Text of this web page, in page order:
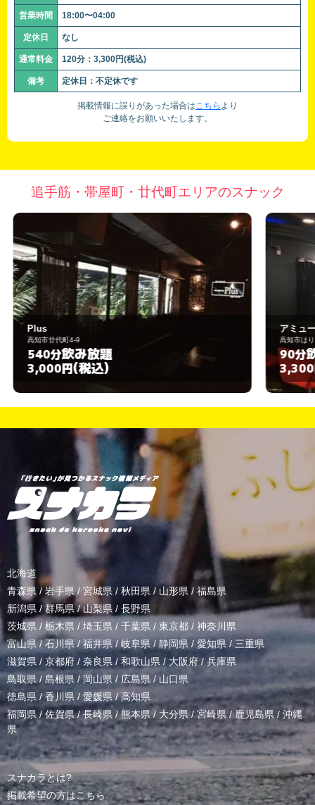
営業時間 18:00〜04:00
定休日 なし
通常料金 120分：3,300円(税込)
備考 定休日：不定休です
掲載情報に誤りがあった場合はこちら より
ご連絡をお願いいたします。
追手筋・帯屋町・廿代町エリアのスナック
アミューズメントバー J-UP
高知市はりまや町2-1-9
90分飲み放題
3,300円(税込)
北海道
青森県 / 岩手県/ 宮城県 / 秋田県 / 山形県/ 福島県
新潟県 /群馬県/山梨県 / 長野県
茨城県 / 栃木県 / 埼玉県 / 千葉県 / 東京都 / 神奈川県
富山県 /石川県/福井県/岐阜県 / 静岡県 / 愛知県 / 三重県
滋賀県 / 京都府 / 奈良県 / 和歌山県/ 大阪府 /兵庫県
鳥取県/ 島根県 /岡山県/ 広島県 / 山口県
徳島県 /香川県 / 愛媛県/高知県
福岡県/佐賀県/長崎県 /熊本県/ 大分県/宮崎県 /鹿児島県 / 沖縄
県
スナカラとは?
掲載希望の方はこちら